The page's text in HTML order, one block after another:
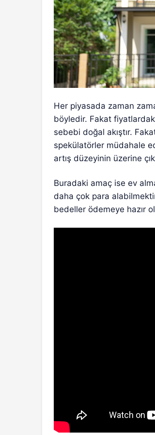
Her piyasada zaman
böyledir. Fakat
sebebi doğal akıştır.
spekülatörler müdahale
artış düzeyinin üzerine
Buradaki amaç ise ev
daha çok para
bedeller ödemeye hazır